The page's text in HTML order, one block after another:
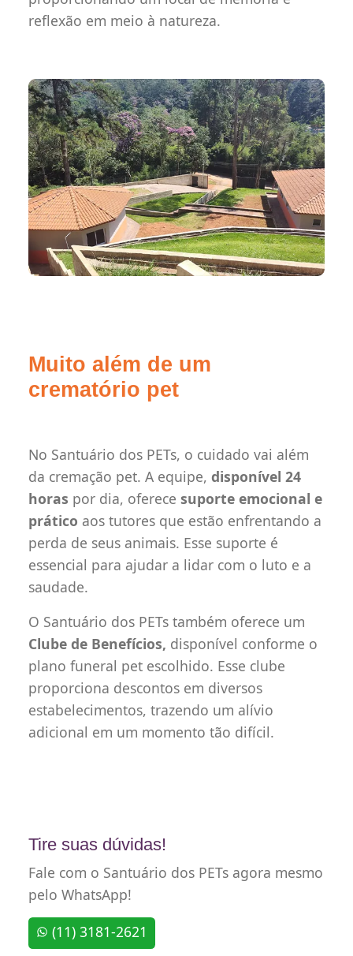
reflexão em meio à natureza.
Muito além de um
crematório pet
No Santuário dos PETs, o cuidado vai além
da cremação pet. A equipe, disponível 24
horas por dia, oferece suporte emocional e
prático aos tutores que estão enfrentando a
perda de seus animais. Esse suporte é
essencial para ajudar a lidar com o luto e a
saudade.
O Santuário dos PETs também oferece um
Clube de Benefícios, disponível conforme o
plano funeral pet escolhido. Esse clube
proporciona descontos em diversos
estabelecimentos, trazendo um alívio
adicional em um momento tão difícil.
Tire suas dúvidas!
Fale com o Santuário dos PETs agora mesmo
pelo WhatsApp!
(11) 3181-2621